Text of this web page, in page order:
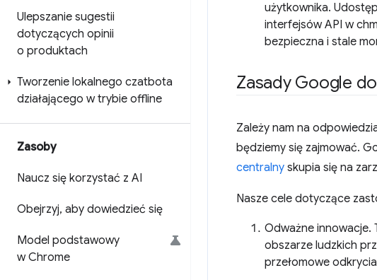
Ulepszanie sugestii
dotyczących opinii
o produktach
Tworzenie lokalnego czatbota
działającego w trybie offline
Zasoby
Naucz się korzystać z AI
Obejrzyj, aby dowiedzieć się
Model podstawowy
w Chrome
użytkownika.
interfejsów API w
bezpieczna i stale
Zasady Google
Zależy nam na
będziemy się zajmować.
centralny skupia się na
Nasze cele dotyczące
Odważne innowacje.
obszarze ludzkich
przełomowe